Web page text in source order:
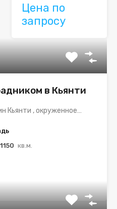
Цена по
запросу
в Кьянти
Кьянти , окруженное…
1150 кв.м.